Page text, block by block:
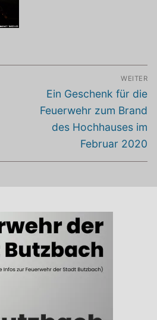
WEITER
Nächster
Beitrag:
Ein Geschenk für die
Feuerwehr zum Brand
des Hochhauses im
Februar 2020